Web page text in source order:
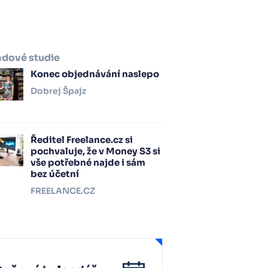
studie
Konec objednávání naslepo
Dobrej Špajz
Ředitel Freelance.cz si
pochvaluje, že v Money S3 si
vše potřebné najde i sám
bez účetní
FREELANCE.CZ